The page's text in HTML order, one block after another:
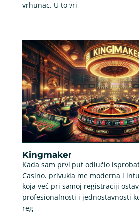
vrhunac. U to vri
Kingmaker
Kada sam prvi put odlučio
Casino, privukla me moderna i
koja već pri samoj registraciji
profesionalnosti i jednostavnosti
reg